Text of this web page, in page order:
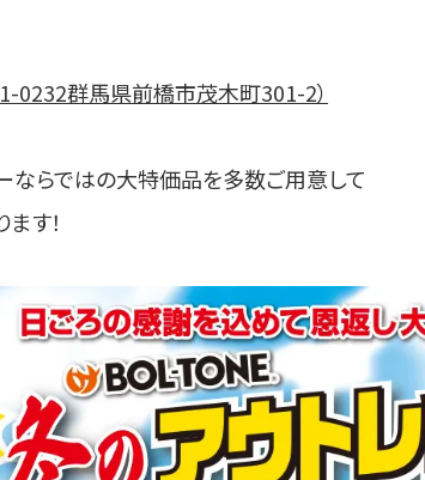
お問い合わせ
0232群馬県前橋市茂木町301-2）
ならではの大特価品を多数ご用意して
す！